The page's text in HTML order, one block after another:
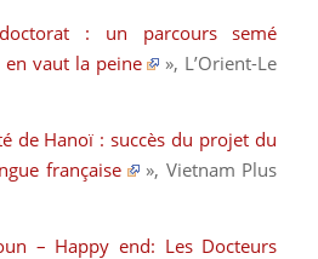
: un parcours semé
en vaut la peine
», L’Orient-Le
de Hanoï : succès du projet du
française
», Vietnam Plus
– Happy end: Les Docteurs